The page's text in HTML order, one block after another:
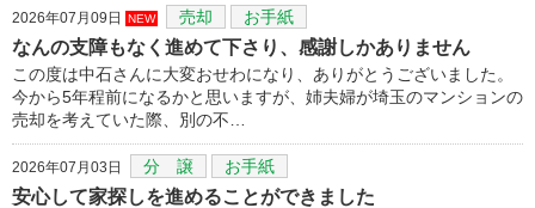
2026年07月09日 NEW 売却 お手紙
なんの支障もなく進めて下さり、感謝しかありません
この度は中石さんに大変おせわになり、ありがとうございました。
今から5年程前になるかと思いますが、姉夫婦が埼玉のマンションの
売却を考えていた際、別の不…
2026年07月03日 分 譲 お手紙
安心して家探しを進めることができました